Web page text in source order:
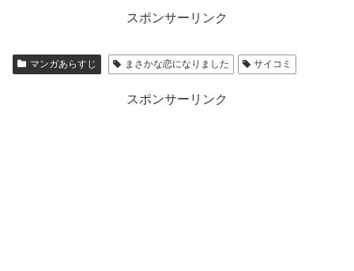
スポンサーリンク
マンガあらすじ まさかな恋になりました サイコミ
スポンサーリンク